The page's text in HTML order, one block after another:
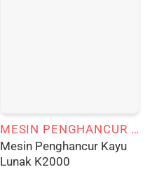
MESIN PENGHANCUR KAYU LUNAK
Mesin Penghancur Kayu
Lunak K2000